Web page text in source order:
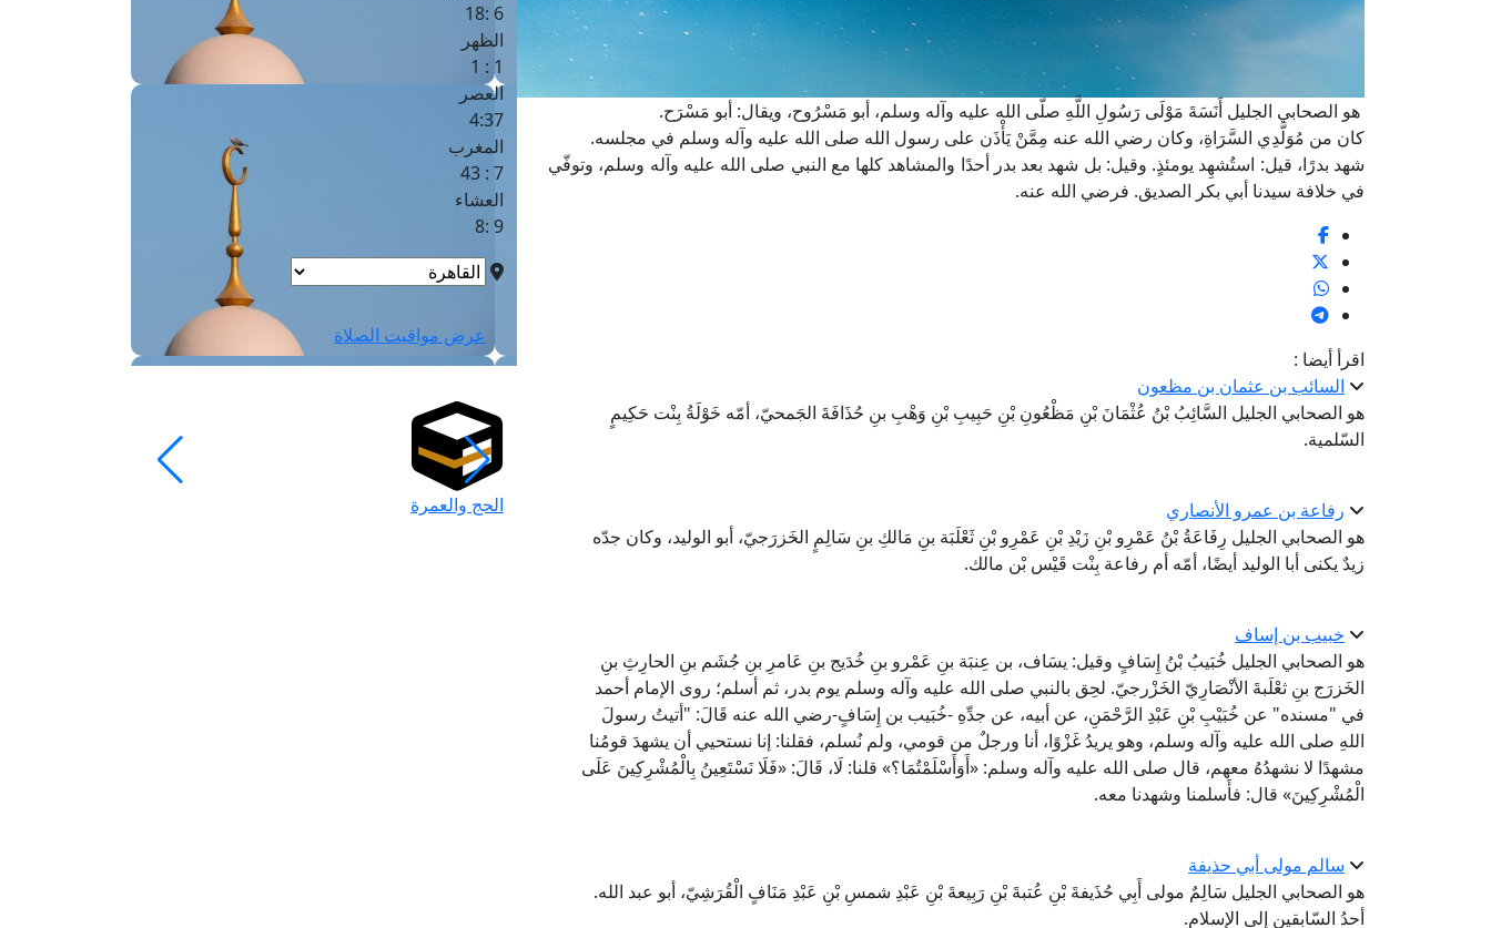
هو الصحابي الجليل أَنَسَةَ مَوْلَى رَسُولِ اللَّهِ صلّى الله عليه وآله وسلم، أبو مَسْرُوح، ويقال: أبو مَسْرَح.
كان من مُوَلَّدِي السَّرَاةِ، وكان رضي الله عنه مِمَّنْ يَأْذَن على رسول الله صلى الله عليه وآله وسلم في مجلسه.
شهد بدرًا، قيل: استُشهِد يومئذٍ. وقيل: بل شهد بعد بدر أحدًا والمشاهد كلها مع النبي صلى الله عليه وآله وسلم، وتوفّي
في خلافة سيدنا أبي بكر الصديق. فرضي الله عنه.
اقرأ أيضا :
السائب بن عثمان بن مظعون
هو الصحابي الجليل السَّائِبُ بْنُ عُثْمَانَ بْنِ مَظْعُونِ بْنِ حَبِيبِ بْنِ وَهْبِ بنِ حُذَافَةَ الجَمحيّ، أمّه خَوْلَةُ بِنْت حَكِيمٍ
السّلمية.
رفاعة بن عمرو الأنصاري
هو الصحابي الجليل رِفَاعَةُ بْنُ عَمْرِو بْنِ زَيْدِ بْنِ عَمْرِو بْنِ ثَعْلَبَة بنِ مَالكِ بنِ سَالِمٍ الخَزرَجيّ، أبو الوليد، وكان جدّه
زيدٌ يكنى أبا الوليد أيضًا، أمّه أم رفاعة بِنْت قَيْس بْن مالك.
خبيب بن إساف
هو الصحابي الجليل خُبَيبُ بْنُ إِسَافٍ وقيل: يسَاف، بن عِنبَة بنِ عَمْرو بنِ خُدَيج بنِ عَامرِ بنِ جُشَم بنِ الحارِثِ بنِ
الخَزرَج بنِ ثعْلَبةَ الأنْصَارِيّ الخَزْرجيّ. لحِق بالنبي صلى الله عليه وآله وسلم يوم بدر، ثم أسلم؛ روى الإمام أحمد
في "مسنده" عن خُبَيْبِ بْنِ عَبْدِ الرَّحْمَنِ، عن أبيه، عن جدِّهِ -خُبَيب بن إِسَافٍ-رضي الله عنه قَالَ: "أتيتُ رسولَ
اللهِ صلى الله عليه وآله وسلم، وهو يريدُ غَزْوًا، أنا ورجلٌ من قومي، ولم نُسلم، فقلنا: إنا نستحيي أن يشهدَ قومُنا
مشهدًا لا نشهدُهُ معهم، قال صلى الله عليه وآله وسلم: «أَوَأَسْلَمْتُمَا؟» قلنا: لَا، قَالَ: «فَلَا نَسْتَعِينُ بِالْمُشْرِكِينَ عَلَى
الْمُشْرِكِينَ» قال: فأَسلمنا وشهدنا معه.
سالم مولى أبي حذيفة
هو الصحابي الجليل سَالِمٌ مولى أَبِي حُذَيفةَ بْنِ عُتبةَ بْنِ رَبِيعةَ بْنِ عَبْدِ شمسِ بْنِ عَبْدِ مَنَافٍ الْقُرَشِيّ، أبو عبد الله.
أحدُ السّابقين إلى الإسلام.
6 :18
الظهر
1 : 1
العصر
4:37
المغرب
7 : 43
العشاء
9 :8
عرض مواقيت الصلاة
الحج والعمرة